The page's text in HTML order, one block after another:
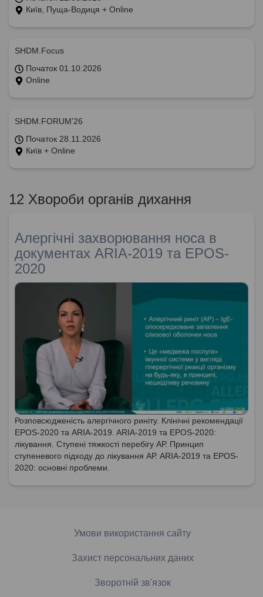
Київ, Пуща-Водиця + Online
SHDM.Focus
Початок 01.10.2026
Online
SHDM.FORUM’26
Початок 28.11.2026
Київ + Online
12 Хвороби органів дихання
Алергічні захворювання носа в
документах ARIA-2019 та EPOS-
2020
Розповсюдженість алергічного риніту. Клінічні рекомендації
EPOS-2020 та ARIA-2019. ARIA-2019 та EPOS-2020:
лікування. Ступені тяжкості перебігу АР. Принцип
ступеневого підходу до лікування АР. ARIA-2019 та EPOS-
2020: основні проблеми.
Умови використання сайту
Захист персональних даних
Зворотній зв'язок